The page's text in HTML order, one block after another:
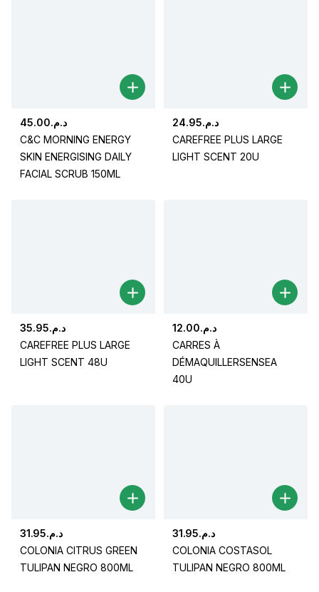
د.م.45.00
C&C MORNING ENERGY
SKIN ENERGISING DAILY
FACIAL SCRUB 150ML
د.م.24.95
CAREFREE PLUS LARGE
LIGHT SCENT 20U
د.م.35.95
CAREFREE PLUS LARGE
LIGHT SCENT 48U
د.م.12.00
CARRES À
DÉMAQUILLERSENSEA
40U
د.م.31.95
COLONIA CITRUS GREEN
TULIPAN NEGRO 800ML
د.م.31.95
COLONIA COSTASOL
TULIPAN NEGRO 800ML